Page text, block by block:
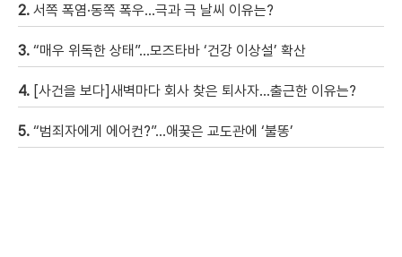
2. 서쪽 폭염·동쪽 폭우…극과 극 날씨 이유는?
3. “매우 위독한 상태”…모즈타바 ‘건강 이상설’ 확산
4. [사건을 보다]새벽마다 회사 찾은 퇴사자…출근한 이유는?
5. “범죄자에게 에어컨?”…애꿎은 교도관에 ‘불똥’